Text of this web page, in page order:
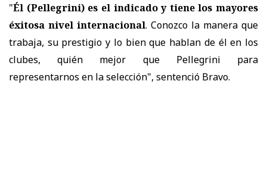
"Él (Pellegrini) es el indicado y tiene los mayores
éxitosa nivel internacional. Conozco la manera que
trabaja, su prestigio y lo bien que hablan de él en los
clubes, quién mejor que Pellegrini para
representarnos en la selección", sentenció Bravo.